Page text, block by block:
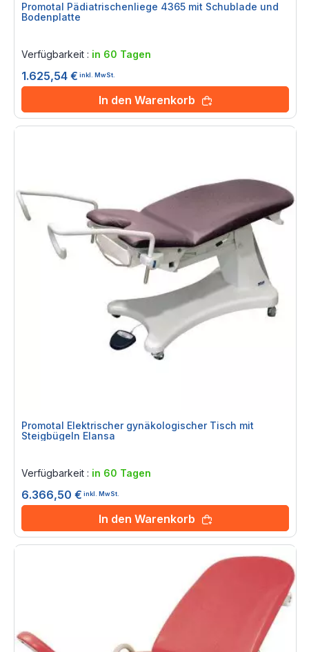
Promotal Pädiatrischenliege 4365 mit Schublade und
Bodenplatte
Verfügbarkeit : in 60 Tagen
1.625,54 € inkl. MwSt.
In den Warenkorb
Promotal Elektrischer gynäkologischer Tisch mit
Steigbügeln Elansa
Verfügbarkeit : in 60 Tagen
6.366,50 € inkl. MwSt.
In den Warenkorb